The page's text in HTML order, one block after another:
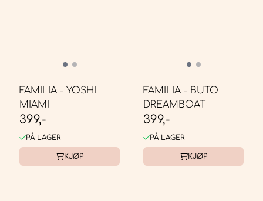
FAMILIA - YOSHI
MIAMI
399,-
PÅ LAGER
KJØP
FAMILIA - BUTO
DREAMBOAT
399,-
PÅ LAGER
KJØP